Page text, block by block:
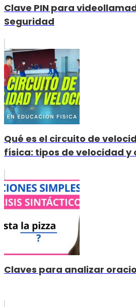
Clave PIN para
Seguridad
Qué es el circuito de
física: tipos de velocidad y
Claves para analizar